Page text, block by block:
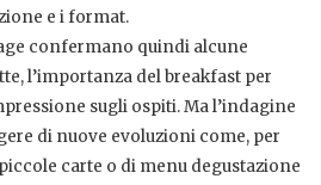
e i format.
confermano quindi alcune
l’importanza del breakfast per
sugli ospiti. Ma l’indagine
di nuove evoluzioni come, per
carte o di menu degustazione